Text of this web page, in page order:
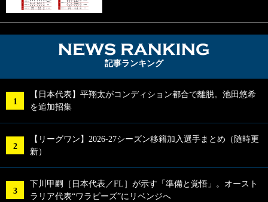
記事ランキング
【日本代表】平翔太がコンディション都合で離脱。池田悠希
を追加招集
【リーグワン】2026-27シーズン移籍加入選手まとめ（随時更
新）
下川甲嗣［日本代表／FL］が示す「準備と覚悟」。オースト
ラリア代表“ワラビーズ”にリベンジへ